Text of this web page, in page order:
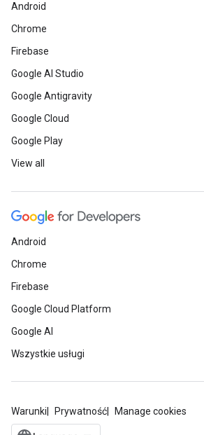
Android
Chrome
Firebase
Google AI Studio
Google Antigravity
Google Cloud
Google Play
View all
Android
Chrome
Firebase
Google Cloud Platform
Google AI
Wszystkie usługi
Warunki Prywatność Manage cookies